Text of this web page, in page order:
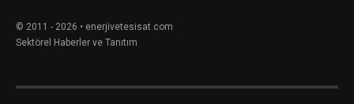
© 2011 - 2026 • enerjivetesisat.com
Sektörel Haberler ve Tanıtım